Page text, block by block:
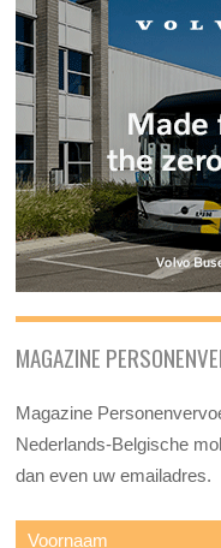
MAGAZINE
Magazine
Nederlands-Belgische
dan even uw emailadres.